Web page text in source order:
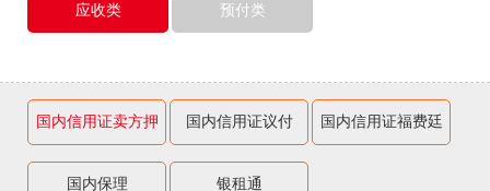
应收类 预付类
国内信用证卖方押
汇
国内信用证议付 国内信用证福费廷
国内保理 银租通